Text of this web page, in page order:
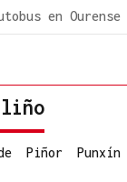
en Ourense
Piñor Punxín